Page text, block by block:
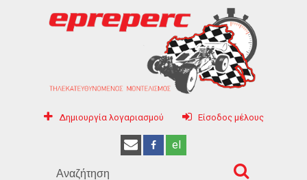
Δημιουργία λογαριασμού Είσοδος μέλους
el